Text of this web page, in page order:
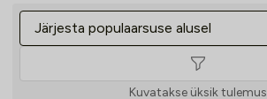
Kuvatakse üksik tulemus